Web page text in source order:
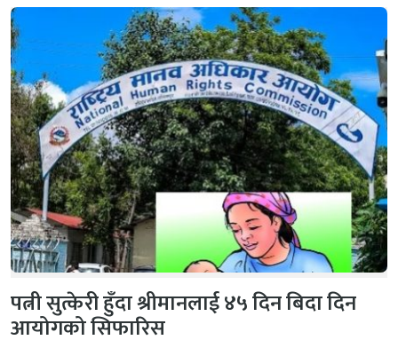
पत्नी सुत्केरी हुँदा श्रीमानलाई ४५ दिन बिदा दिन
आयोगको सिफारिस